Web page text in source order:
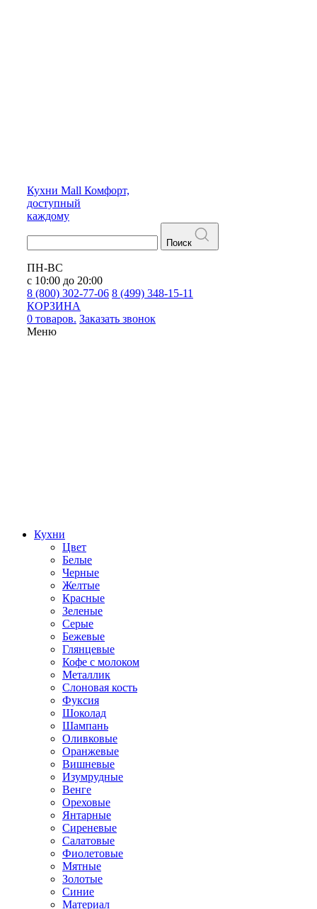
Кухни Mall Комфорт,
доступный
каждому
Поиск
ПН-ВС
с 10:00 до 20:00
8 (800) 302-77-06 8 (499) 348-15-11
КОРЗИНА
0 товаров. Заказать звонок
Меню
Кухни
Цвет
Белые
Черные
Желтые
Красные
Зеленые
Серые
Бежевые
Глянцевые
Кофе с молоком
Металлик
Слоновая кость
Фуксия
Шоколад
Шампань
Оливковые
Оранжевые
Вишневые
Изумрудные
Венге
Ореховые
Янтарные
Сиреневые
Салатовые
Фиолетовые
Мятные
Золотые
Синие
Материал